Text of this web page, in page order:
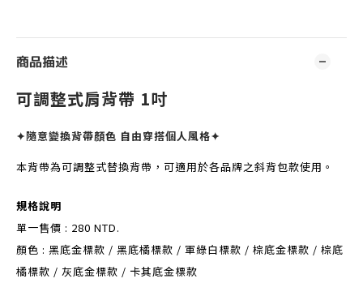
商品描述
可調整式肩背帶 1吋
✦隨意變換背帶顏色 自由穿搭個人風格✦
本背帶為可調整式替換背帶，可適用於各品牌之斜背包款使用。
規格說明
單一售價 : 280 NTD.
顏色 : 黑底金標款 / 黑底橘標款 / 軍綠白標款 / 棕底金標款 / 棕底
橘標款 / 灰底金標款 / 卡其底金標款